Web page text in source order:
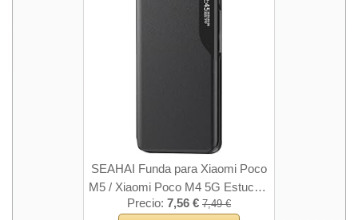
SEAHAI Funda para Xiaomi Poco
M5 / Xiaomi Poco M4 5G Estuche,
Carcasa Ultra Slim Ligero Flip
Precio: 7,56 € 7,49 €